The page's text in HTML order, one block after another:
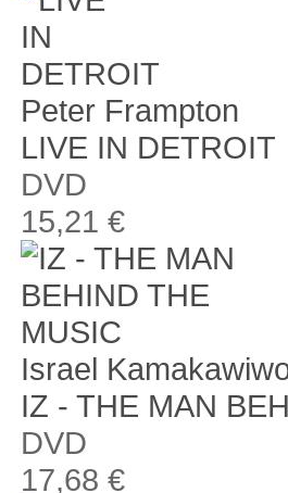
Peter Frampton
LIVE IN DETROIT
DVD
15,21 €
Israel
IZ - THE MAN
DVD
17,68 €